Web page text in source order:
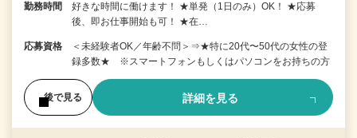
勤務時間
好きな時間に働けます！ ★単発（1日のみ）OK！ ★応募
後、即お仕事開始も可！ ★在…
応募資格
＜未経験者OK／年齢不問＞⇒★特に20代〜50代の女性の登
録多数★ ※スマートフォンもしくはパソコンをお持ちの方
後で見る 詳細を見る